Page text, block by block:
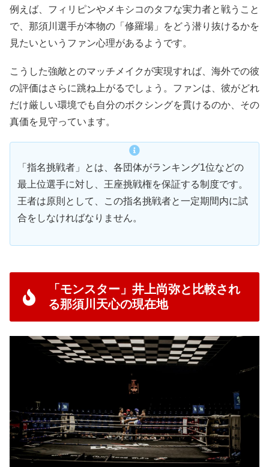
例えば、フィリピンやメキシコのタフな実力者と戦うこと
で、那須川選手が本物の「修羅場」をどう潜り抜けるかを
見たいというファン心理があるようです。
こうした強敵とのマッチメイクが実現すれば、海外での彼
の評価はさらに跳ね上がるでしょう。ファンは、彼がどれ
だけ厳しい環境でも自分のボクシングを貫けるのか、その
真価を見守っています。
「指名挑戦者」とは、各団体がランキング1位などの
最上位選手に対し、王座挑戦権を保証する制度です。
王者は原則として、この指名挑戦者と一定期間内に試
合をしなければなりません。
「モンスター」井上尚弥と比較され
る那須川天心の現在地